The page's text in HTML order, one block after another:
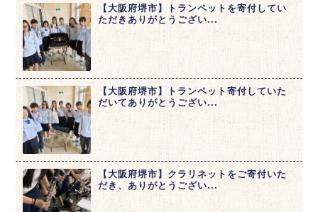
【大阪府堺市】トランペットを寄付してい
ただきありがとうござい...
【大阪府堺市】トランペット寄付していた
だいてありがとうござい...
【大阪府堺市】クラリネットをご寄付いた
だき、ありがとうござい...